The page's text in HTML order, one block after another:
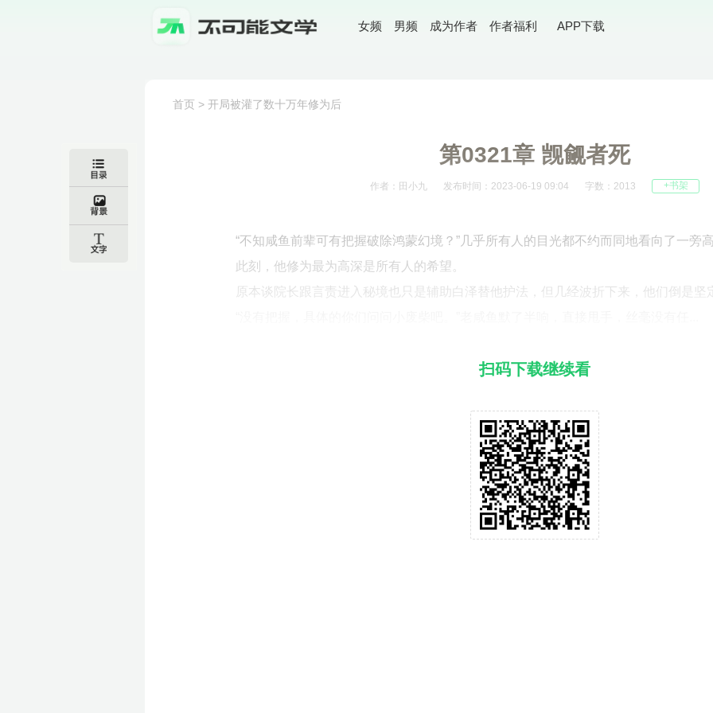
女频 男频 成为作者 作者福利 APP下载
首页 > 开局被灌了数十万年修为后
第0321章 觊觎者死
作者：田小九 发布时间：2023-06-19 09:04 字数：2013 +书架
“不知咸鱼前辈可有把握破除鸿蒙幻境？”几乎所有人的目光都不约而同地看向了一旁
此刻，他修为最为高深是所有人的希望。
原本谈院长跟言责进入秘境也只是辅助白泽替他护法，但几经波折下来，他们倒是
扫码下载继续看